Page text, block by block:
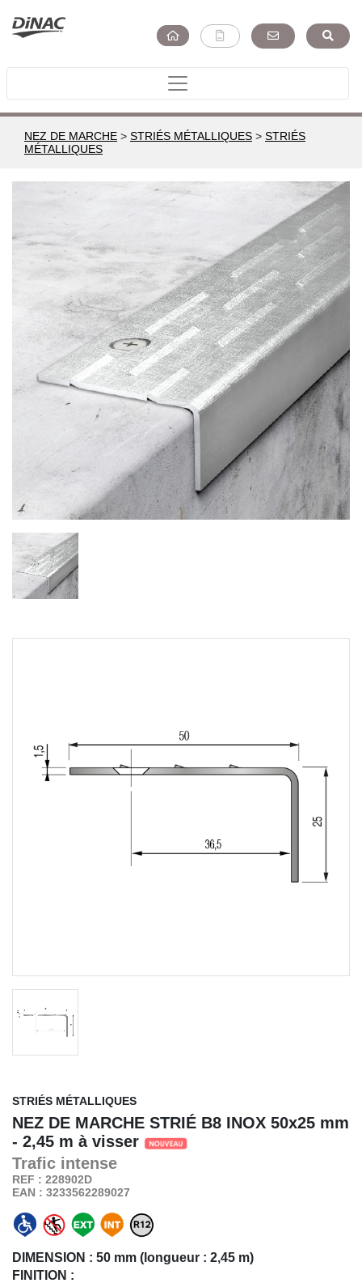
NEZ DE MARCHE > STRIÉS MÉTALLIQUES > STRIÉS
MÉTALLIQUES
STRIÉS MÉTALLIQUES
NEZ DE MARCHE STRIÉ B8 INOX 50x25 mm
- 2,45 m à visser
Trafic intense
REF : 228902D
EAN : 3233562289027
DIMENSION : 50 mm (longueur : 2,45 m)
FINITION :